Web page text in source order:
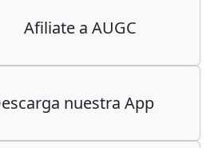
Afiliate a AUGC
nuestra App